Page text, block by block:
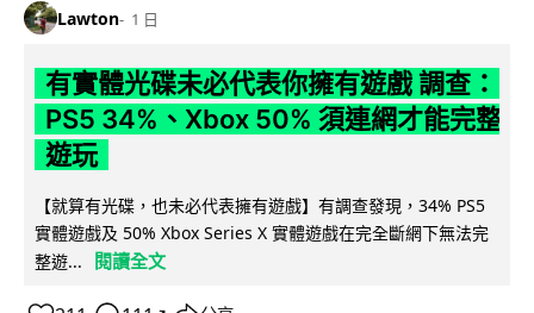
Lawton 1 日
有實體光碟未必代表你擁有遊戲 調查：
PS5 34%、Xbox 50% 須連網才能完整
遊玩
【就算有光碟，也未必代表擁有遊戲】有調查發現，34% PS5
實體遊戲及 50% Xbox Series X 實體遊戲在完全斷網下無法完
整遊...
閱讀全文